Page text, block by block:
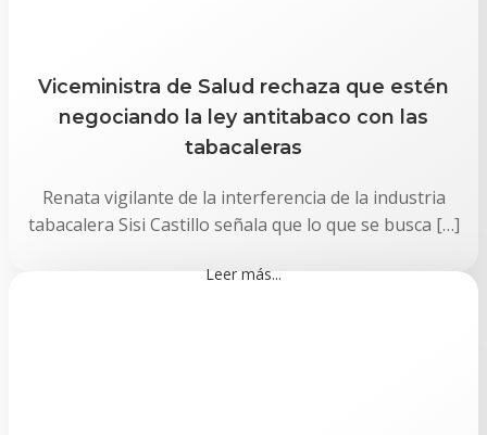
Viceministra de Salud rechaza que estén
negociando la ley antitabaco con las
tabacaleras
Renata vigilante de la interferencia de la industria
tabacalera Sisi Castillo señala que lo que se busca […]
Leer más...